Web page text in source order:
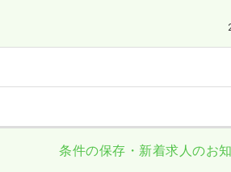
条件の保存・新着求人のお